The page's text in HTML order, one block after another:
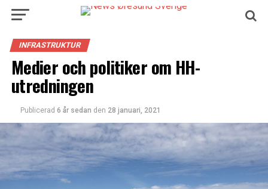
INFRASTRUKTUR
Medier och politiker om HH-
utredningen
Publicerad 6 år sedan den 28 januari, 2021